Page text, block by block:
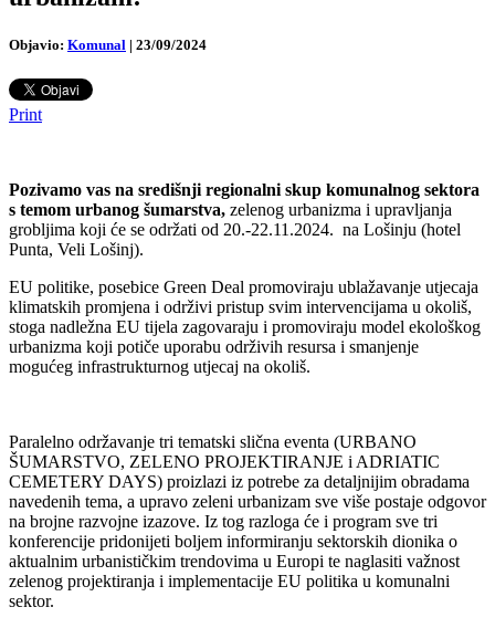
Objavio: Komunal | 23/09/2024
Print
Pozivamo vas na središnji regionalni skup komunalnog sektora
s temom urbanog šumarstva, zelenog urbanizma i upravljanja
grobljima koji će se održati od 20.-22.11.2024. na Lošinju (hotel
Punta, Veli Lošinj).
EU politike, posebice Green Deal promoviraju ublažavanje utjecaja
klimatskih promjena i održivi pristup svim intervencijama u okoliš,
stoga nadležna EU tijela zagovaraju i promoviraju model ekološkog
urbanizma koji potiče uporabu održivih resursa i smanjenje
mogućeg infrastrukturnog utjecaj na okoliš.
Paralelno održavanje tri tematski slična eventa (URBANO
ŠUMARSTVO, ZELENO PROJEKTIRANJE i ADRIATIC
CEMETERY DAYS) proizlazi iz potrebe za detaljnijim obradama
navedenih tema, a upravo zeleni urbanizam sve više postaje odgovor
na brojne razvojne izazove. Iz tog razloga će i program sve tri
konferencije pridonijeti boljem informiranju sektorskih dionika o
aktualnim urbanističkim trendovima u Europi te naglasiti važnost
zelenog projektiranja i implementacije EU politika u komunalni
sektor.